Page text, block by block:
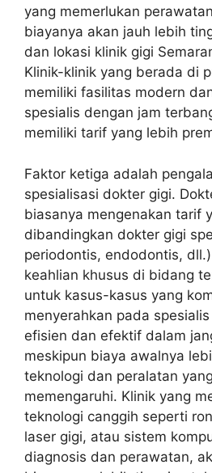
yang memerlukan
biayanya akan jauh lebih
dan lokasi klinik gigi
Klinik-klinik yang berada di
memiliki fasilitas modern
spesialis dengan jam
memiliki tarif yang lebih
Faktor ketiga adalah
spesialisasi dokter gigi.
biasanya mengenakan tarif
dibandingkan dokter gigi
periodontis, endodontis,
keahlian khusus di bidang
untuk kasus-kasus yang
menyerahkan pada
efisien dan efektif dalam
meskipun biaya awalnya
teknologi dan peralatan
memengaruhi. Klinik yang
teknologi canggih seperti
laser gigi, atau sistem
diagnosis dan perawatan,